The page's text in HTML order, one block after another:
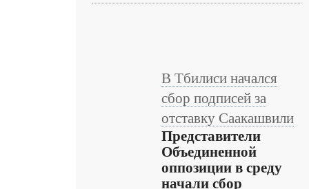
В Тбилиси начался
сбор подписей за
отставку Саакашвили
Представители
Объединенной
оппозиции в среду
начали сбор